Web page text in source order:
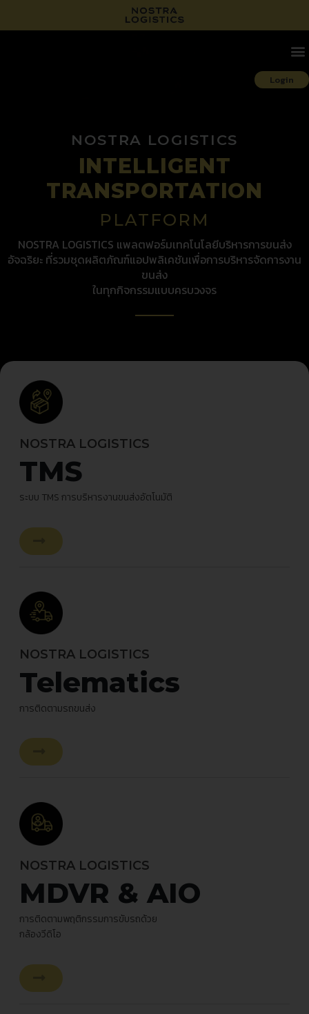
Login
NOSTRA LOGISTICS
INTELLIGENT
TRANSPORTATION
PLATFORM
NOSTRA LOGISTICS แพลตฟอร์มเทคโนโลยีบริหารการขนส่ง
อัจฉริยะ ที่รวมชุดผลิตภัณฑ์แอปพลิเคชันเพื่อการบริหารจัดการงาน
ขนส่ง
ในทุกกิจกรรมแบบครบวงจร
NOSTRA LOGISTICS
TMS
ระบบ TMS การบริหารงานขนส่งอัตโนมัติ
NOSTRA LOGISTICS
Telematics
การติดตามรถขนส่ง
NOSTRA LOGISTICS
MDVR & AIO
การติดตามพฤติกรรมการขับรถด้วย
กล้องวีดิโอ